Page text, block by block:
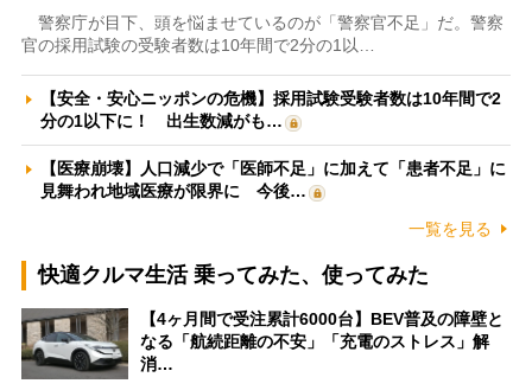
警察庁が目下、頭を悩ませているのが「警察官不足」だ。警察
官の採用試験の受験者数は10年間で2分の1以…
【安全・安心ニッポンの危機】採用試験受験者数は10年間で2
分の1以下に！ 出生数減がも…
【医療崩壊】人口減少で「医師不足」に加えて「患者不足」に
見舞われ地域医療が限界に 今後…
一覧を見る
快適クルマ生活 乗ってみた、使ってみた
【4ヶ月間で受注累計6000台】BEV普及の障壁と
なる「航続距離の不安」「充電のストレス」解
消…